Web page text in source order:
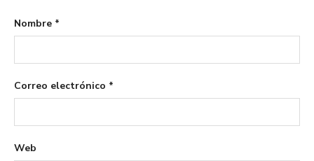
Nombre *
Correo electrónico *
Web